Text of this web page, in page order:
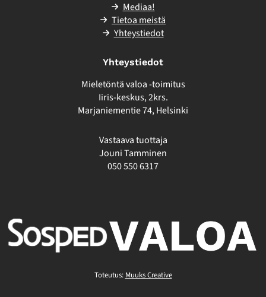
Mediaa!
Tietoa meistä
Yhteystiedot
Yhteystiedot
Mieletöntä valoa -toimitus
Iiris-keskus, 2krs.
Marjaniementie 74, Helsinki
Vastaava tuottaja
Jouni Tamminen
050 550 6317
Toteutus: Muuks Creative